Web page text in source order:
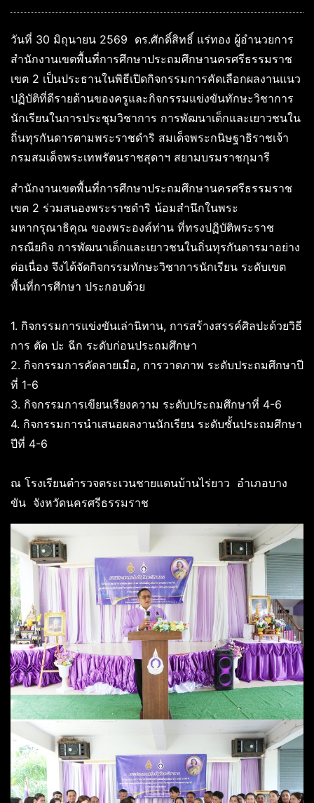
วันที่ 30 มิถุนายน 2569 ดร.ศักดิ์สิทธิ์ แร่ทอง ผู้อำนวยการ
สำนักงานเขตพื้นที่การศึกษาประถมศึกษานครศรีธรรมราช
เขต 2 เป็นประธานในพิธีเปิดกิจกรรมการคัดเลือกผลงานแนว
ปฏิบัติที่ดีรายด้านของครูและกิจกรรมแข่งขันทักษะวิชาการ
นักเรียนในการประชุมวิชาการ การพัฒนาเด็กและเยาวชนใน
ถิ่นทุรกันดารตามพระราชดำริ สมเด็จพระกนิษฐาธิราชเจ้า
กรมสมเด็จพระเทพรัตนราชสุดาฯ สยามบรมราชกุมารี
สำนักงานเขตพื้นที่การศึกษาประถมศึกษานครศรีธรรมราช
เขต 2 ร่วมสนองพระราชดำริ น้อมสำนึกในพระ
มหากรุณาธิคุณ ของพระองค์ท่าน ที่ทรงปฏิบัติพระราช
กรณียกิจ การพัฒนาเด็กและเยาวชนในถิ่นทุรกันดารมาอย่าง
ต่อเนื่อง จึงได้จัดกิจกรรมทักษะวิชาการนักเรียน ระดับเขต
พื้นที่การศึกษา ประกอบด้วย
1. กิจกรรมการแข่งขันเล่านิทาน, การสร้างสรรค์ศิลปะด้วยวิธี
การ ตัด ปะ ฉีก ระดับก่อนประถมศึกษา
2. กิจกรรมการคัดลายเมือ, การวาดภาพ ระดับประถมศึกษาปี
ที่ 1-6
3. กิจกรรมการเขียนเรียงความ ระดับประถมศึกษาที่ 4-6
4. กิจกรรมการนำเสนอผลงานนักเรียน ระดับชั้นประถมศึกษา
ปีที่ 4-6
ณ โรงเรียนตำรวจตระเวนชายแดนบ้านไร่ยาว อำเภอบาง
ขัน จังหวัดนครศรีธรรมราช